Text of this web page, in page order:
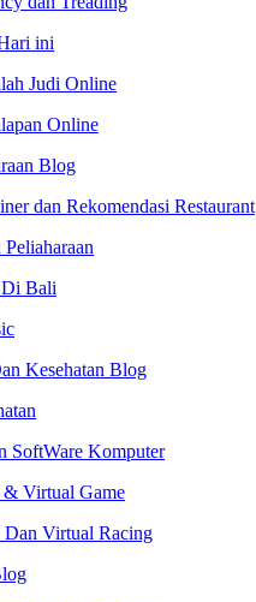
ini
Judi Online
Online
Blog
dan Rekomendasi Restaurant
Bali
Kesehatan Blog
SoftWare Komputer
& Virtual Game
Dan Virtual Racing